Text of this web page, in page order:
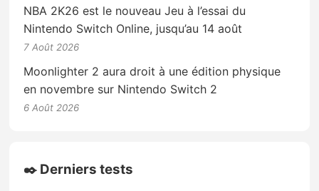
NBA 2K26 est le nouveau Jeu à l’essai du
Nintendo Switch Online, jusqu’au 14 août
7 Août 2026
Moonlighter 2 aura droit à une édition physique
en novembre sur Nintendo Switch 2
6 Août 2026
✒️ Derniers tests